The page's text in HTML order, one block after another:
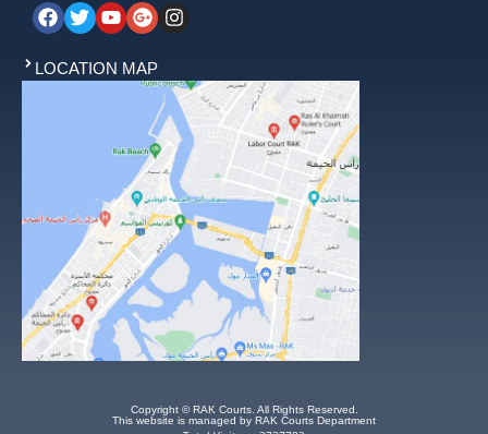
LOCATION MAP
Copyright © RAK Courts. All Rights Reserved.
This website is managed by RAK Courts Department